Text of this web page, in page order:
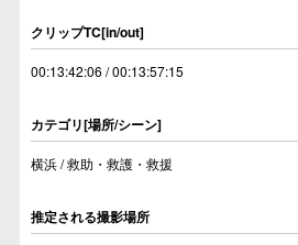
クリップTC[in/out]
00:13:42:06 / 00:13:57:15
カテゴリ[場所/シーン]
横浜 / 救助・救護・救援
推定される撮影場所